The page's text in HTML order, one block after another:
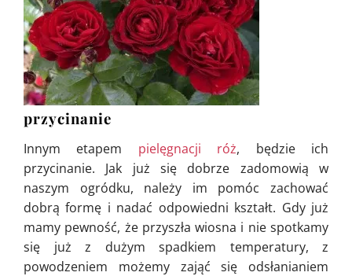
przycinanie
Innym etapem pielęgnacji róż, będzie ich
przycinanie. Jak już się dobrze zadomowią w
naszym ogródku, należy im pomóc zachować
dobrą formę i nadać odpowiedni kształt. Gdy już
mamy pewność, że przyszła wiosna i nie spotkamy
się już z dużym spadkiem temperatury, z
powodzeniem możemy zająć się odsłanianiem